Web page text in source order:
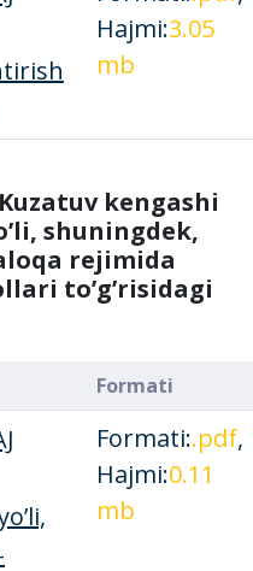
Hajmi:3.05
mb
kengashi
shuningdek,
rejimida
to’g’risidagi
Formati
Formati:.pdf,
Hajmi:0.11
mb